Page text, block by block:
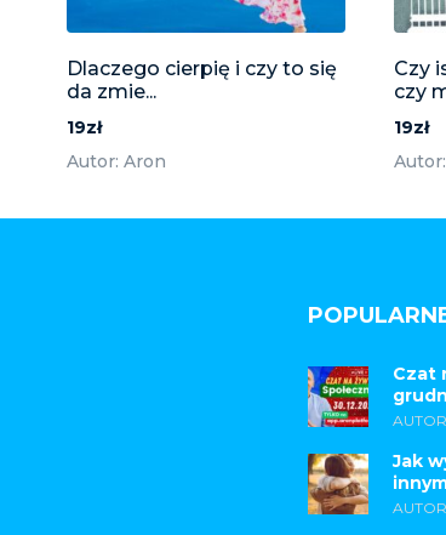
Dlaczego cierpię i czy to się
da zmie...
19zł
Autor: Aron
Czy
czy
19zł
Czat
Jak